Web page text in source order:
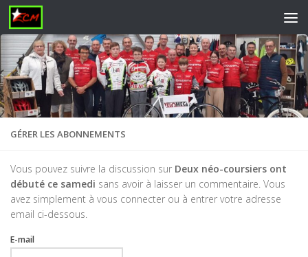
Skip to content
GÉRER LES ABONNEMENTS
Vous pouvez suivre la discussion sur Deux néo-coursiers ont
débuté ce samedi sans avoir à laisser un commentaire. Vous
avez simplement à vous connecter ou à entrer votre adresse
email ci-dessous.
E-mail